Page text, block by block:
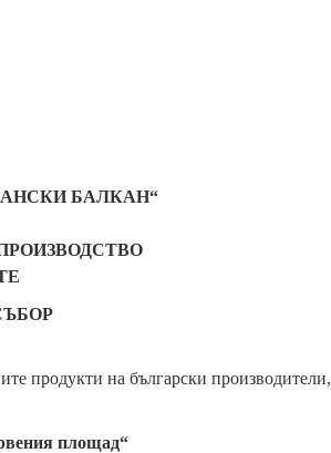
БАЛКАН“
продукти на български производители,
площад“